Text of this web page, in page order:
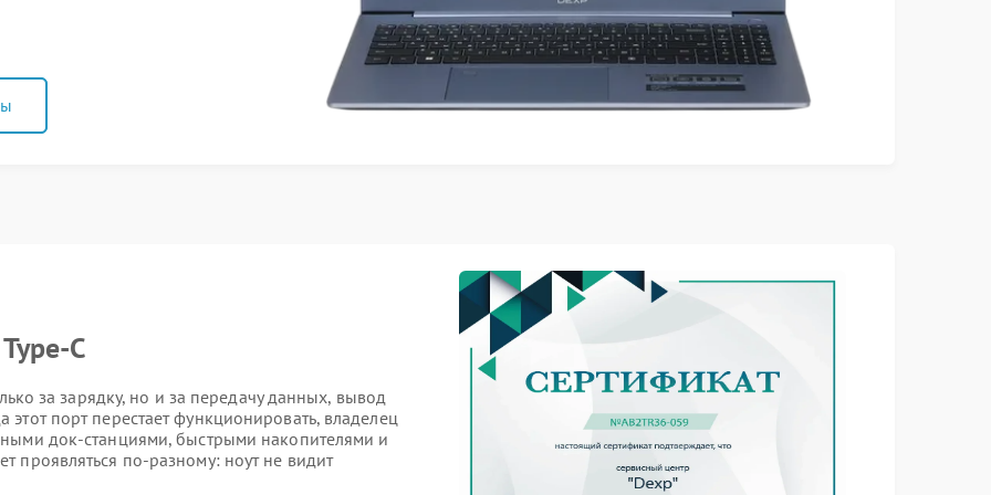
C
за зарядку, но и за передачу данных, вывод
порт перестает функционировать, владелец
док-станциями, быстрыми накопителями и
по-разному: ноут не видит